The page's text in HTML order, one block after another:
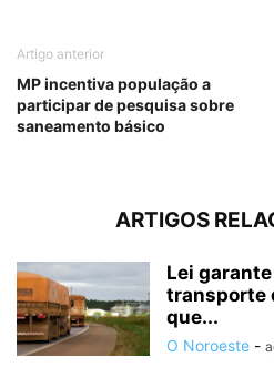
Artigo anterior
MP incentiva população a
participar de pesquisa sobre
saneamento básico
ARTIGOS
Lei
transporte
que...
O Noroeste -